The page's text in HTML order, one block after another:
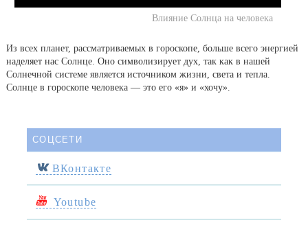
Влияние Солнца на человека
Из всех планет, рассматриваемых в гороскопе, больше всего энергией
наделяет нас Солнце. Оно символизирует дух, так как в нашей
Солнечной системе является источником жизни, света и тепла.
Солнце в гороскопе человека — это его «я» и «хочу».
СОЦСЕТИ
ВКонтакте
Youtube